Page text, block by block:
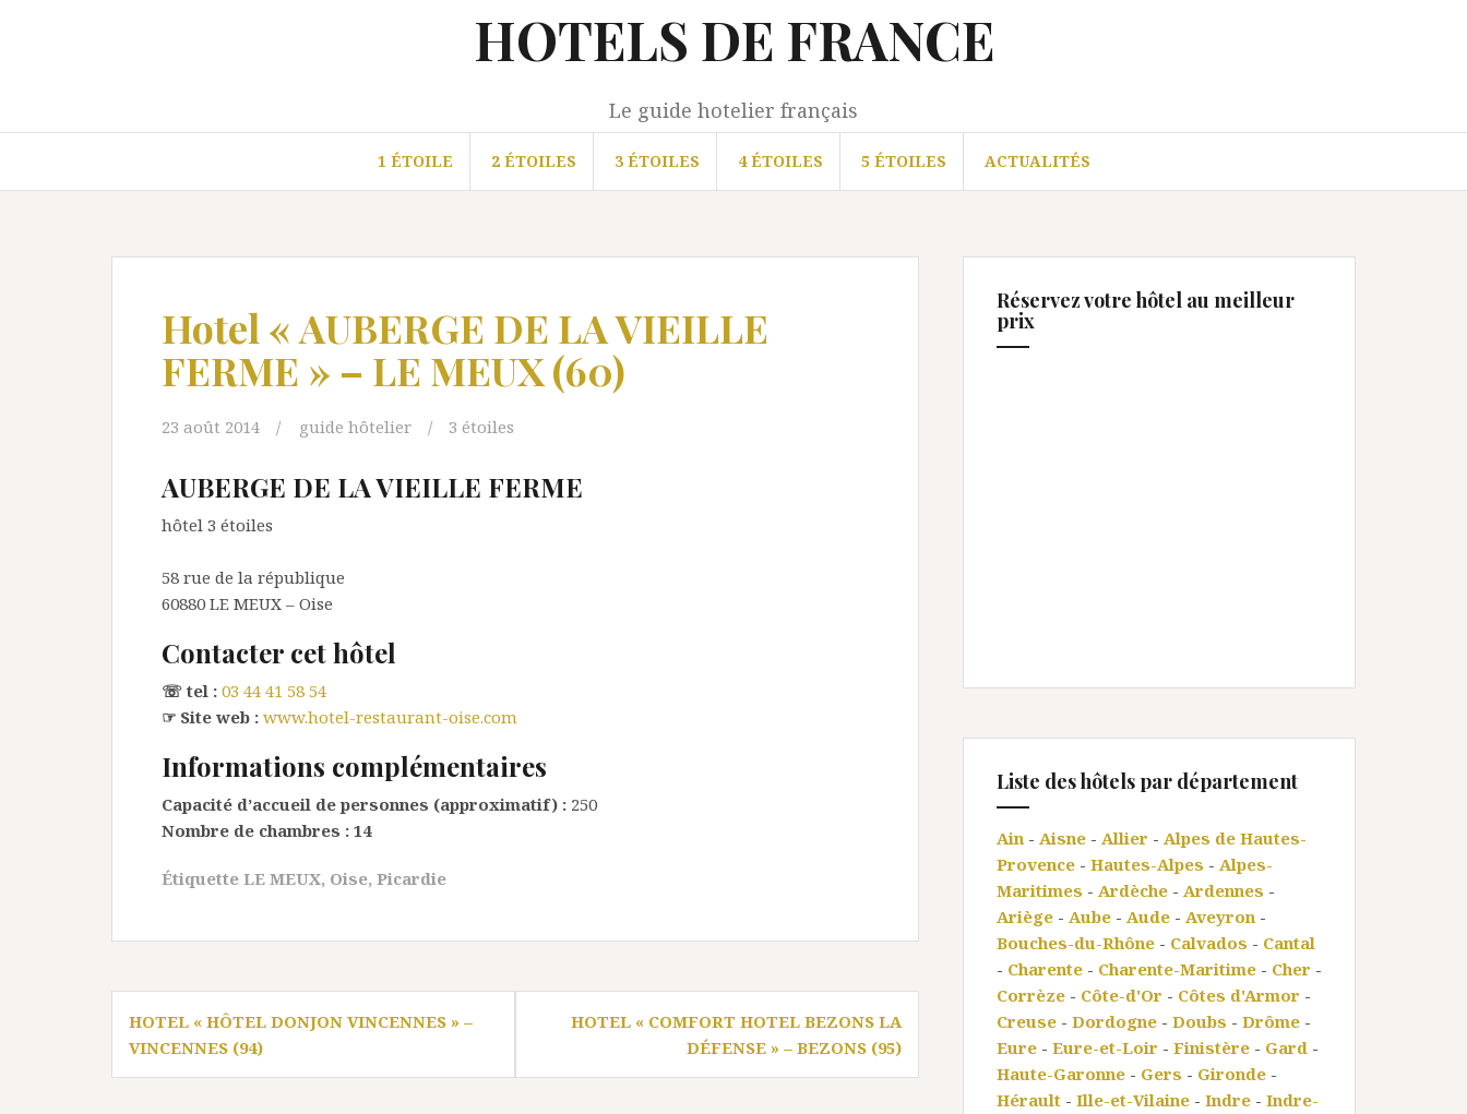
HOTELS DE FRANCE
Le guide hotelier français
1 ÉTOILE 2 ÉTOILES 3 ÉTOILES 4 ÉTOILES 5 ÉTOILES ACTUALITÉS
Hotel « AUBERGE DE LA VIEILLE
FERME » – LE MEUX (60)
23 août 2014 guide hôtelier 3 étoiles
AUBERGE DE LA VIEILLE FERME
hôtel 3 étoiles
58 rue de la république
60880 LE MEUX – Oise
Contacter cet hôtel
☏ tel : 03 44 41 58 54
☞ Site web : www.hotel-restaurant-oise.com
Informations complémentaires
Capacité d’accueil de personnes (approximatif) : 250
Nombre de chambres : 14
Étiquette LE MEUX, Oise, Picardie
Navigation
de
l’article
HOTEL « HÔTEL DONJON VINCENNES » –
VINCENNES (94)
HOTEL « COMFORT HOTEL BEZONS LA
DÉFENSE » – BEZONS (95)
Réservez votre hôtel au meilleur
prix
Liste des hôtels par département
Ain - Aisne - Allier - Alpes de Hautes-
Provence - Hautes-Alpes - Alpes-
Maritimes - Ardèche - Ardennes -
Ariège - Aube - Aude - Aveyron -
Bouches-du-Rhône - Calvados - Cantal
- Charente - Charente-Maritime - Cher -
Corrèze - Côte-d'Or - Côtes d'Armor -
Creuse - Dordogne - Doubs - Drôme -
Eure - Eure-et-Loir - Finistère - Gard -
Haute-Garonne - Gers - Gironde -
Hérault - Ille-et-Vilaine - Indre - Indre-